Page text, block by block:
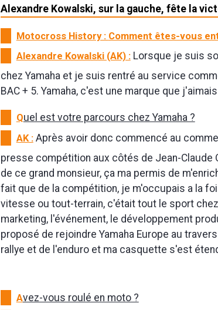
Alexandre Kowalski, sur la gauche, fête la
Motocross History : Comment êtes-vous
Alexandre Kowalski (AK) :Lorsque je suis
chez Yamaha et je suis rentré au service
BAC + 5. Yamaha, c'est une marque que
Quel est votre parcours chez Yamaha ?
AK :Après avoir donc commencé au
presse compétition aux côtés de Jean-Claude
de ce grand monsieur, ça ma permis de
fait que de la compétition, je m'occupais a la
vitesse ou tout-terrain, c'était tout le sport
marketing, l'événement, le développement
proposé de rejoindre Yamaha Europe au
rallye et de l'enduro et ma casquette s'est
Avez-vous roulé en moto ?